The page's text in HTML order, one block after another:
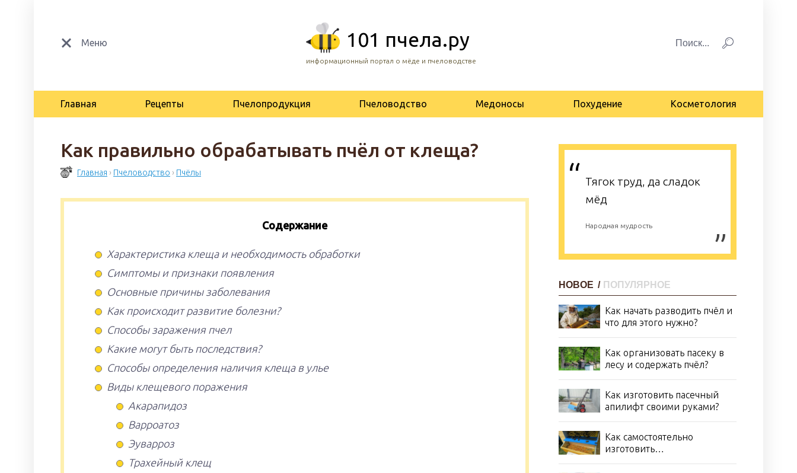
Меню 101 пчела.ру
информационный портал о мёде и пчеловодстве
Главная Рецепты Пчелопродукция Пчеловодство Медоносы Похудение Косметология
Как правильно обрабатывать пчёл от клеща?
Главная › Пчеловодство › Пчёлы
Содержание
Характеристика клеща и необходимость обработки
Симптомы и признаки появления
Основные причины заболевания
Как происходит развитие болезни?
Способы заражения пчел
Какие могут быть последствия?
Способы определения наличия клеща в улье
Виды клещевого поражения
Акарапидоз
Варроатоз
Эуварроз
Трахейный клещ
Тягок труд, да сладок
мёд
Народная мудрость
НОВОЕ / ПОПУЛЯРНОЕ
Как начать разводить пчёл и
что для этого нужно?
Как организовать пасеку в
лесу и содержать пчёл?
Как изготовить пасечный
апилифт своими руками?
Как самостоятельно
изготовить